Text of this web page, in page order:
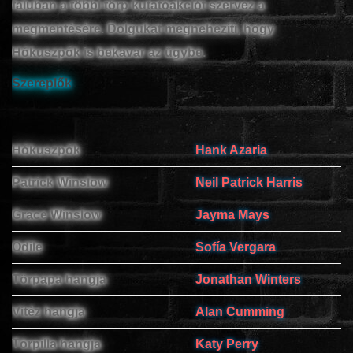
www.onlinefilmvilag2.eu,Copyright © 2017-2026 Az oldal nem tárol
semmilyen jogsértő tartalmat. Minden adat külső forrásból származik |
Frissítve: 2026.07.27
faluban a többi törp kutatóakciót szervez a
megmentésére. Dolgukat megnehezíti, hogy
Hókuszpók is bekavar az ügybe.
Szereplők
Hókuszpók Hank Azaria
Patrick Winslow Neil Patrick Harris
Grace Winslow Jayma Mays
Odile Sofía Vergara
Törpapa hangja Jonathan Winters
Vitéz hangja Alan Cumming
Törpilla hangja Katy Perry